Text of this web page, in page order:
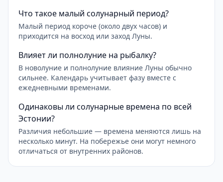
Что такое малый солунарный период?
Малый период короче (около двух часов) и
приходится на восход или заход Луны.
Влияет ли полнолуние на рыбалку?
В новолуние и полнолуние влияние Луны обычно
сильнее. Календарь учитывает фазу вместе с
ежедневными временами.
Одинаковы ли солунарные времена по всей
Эстонии?
Различия небольшие — времена меняются лишь на
несколько минут. На побережье они могут немного
отличаться от внутренних районов.